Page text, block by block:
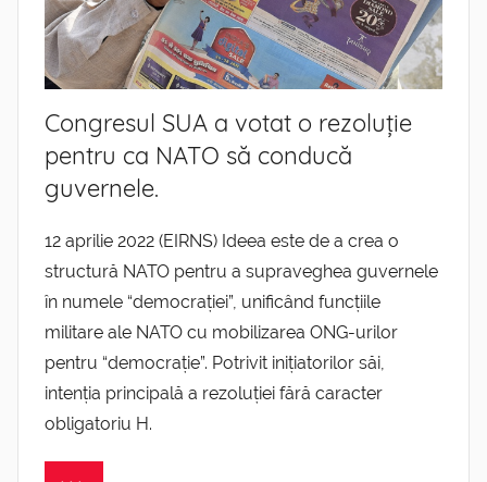
Congresul SUA a votat o rezoluție
pentru ca NATO să conducă
guvernele.
12 aprilie 2022 (EIRNS) Ideea este de a crea o
structură NATO pentru a supraveghea guvernele
în numele “democrației”, unificând funcțiile
militare ale NATO cu mobilizarea ONG-urilor
pentru “democrație”. Potrivit inițiatorilor săi,
intenția principală a rezoluției fără caracter
obligatoriu H.